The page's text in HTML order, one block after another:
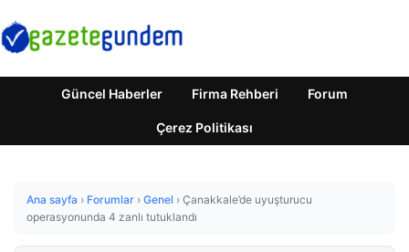
Güncel Haberler Firma Rehberi Forum
Çerez Politikası
Ana sayfa › Forumlar › Genel › Çanakkale’de uyuşturucu
operasyonunda 4 zanlı tutuklandı